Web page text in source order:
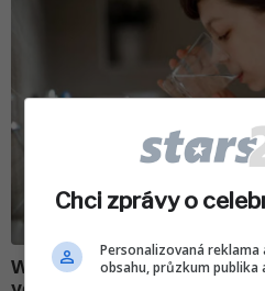
Chci zprávy o
Personalizovaná reklama
obsahu, průzkum publika